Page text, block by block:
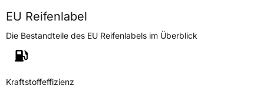
FahrzeugartTransporter
Weitere Eigenschaften
SchlauchtypTL
EU Reifenlabel
Die Bestandteile des EU Reifenlabels im Überblick
Kraftstoffeffizienz